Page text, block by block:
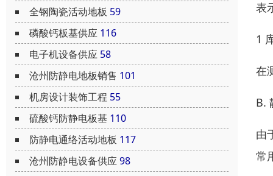
全钢陶瓷活动地板 59
磷酸钙板基供应 116
电子机设备供应 58
沧州防静电地板销售 101
机房设计装饰工程 55
硫酸钙防静电板基 110
防静电通络活动地板 117
沧州防静电设备供应98
表
1
在
B.
由
常